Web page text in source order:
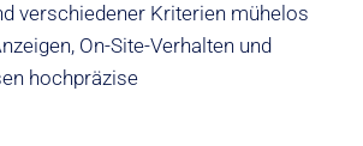
verschiedener Kriterien mühelos
On-Site-Verhalten und
hochpräzise